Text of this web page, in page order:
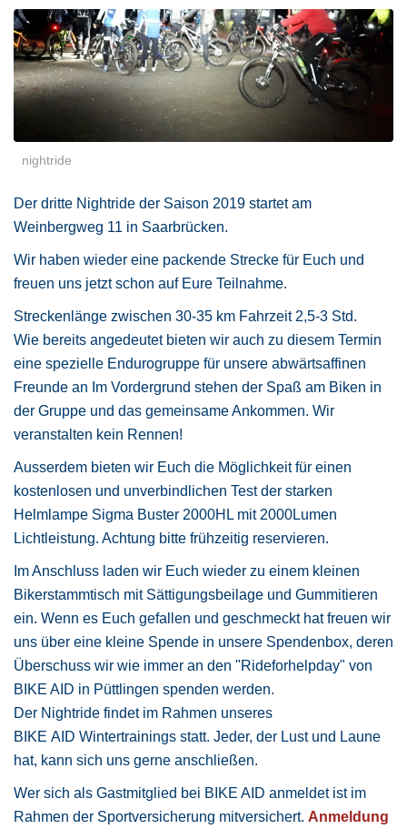
nightride
Der dritte Nightride der Saison 2019 startet am
Weinbergweg 11 in Saarbrücken.
Wir haben wieder eine packende Strecke für Euch und
freuen uns jetzt schon auf Eure Teilnahme.
Streckenlänge zwischen 30-35 km Fahrzeit 2,5-3 Std.
Wie bereits angedeutet bieten wir auch zu diesem Termin
eine spezielle Endurogruppe für unsere abwärtsaffinen
Freunde an Im Vordergrund stehen der Spaß am Biken in
der Gruppe und das gemeinsame Ankommen. Wir
veranstalten kein Rennen!
Ausserdem bieten wir Euch die Möglichkeit für einen
kostenlosen und unverbindlichen Test der starken
Helmlampe Sigma Buster 2000HL mit 2000Lumen
Lichtleistung. Achtung bitte frühzeitig reservieren.
Im Anschluss laden wir Euch wieder zu einem kleinen
Bikerstammtisch mit Sättigungsbeilage und Gummitieren
ein. Wenn es Euch gefallen und geschmeckt hat freuen wir
uns über eine kleine Spende in unsere Spendenbox, deren
Überschuss wir wie immer an den "Rideforhelpday" von
BIKE AID in Püttlingen spenden werden.
Der Nightride findet im Rahmen unseres
BIKE AID Wintertrainings statt. Jeder, der Lust und Laune
hat, kann sich uns gerne anschließen.
Wer sich als Gastmitglied bei BIKE AID anmeldet ist im
Rahmen der Sportversicherung mitversichert. Anmeldung